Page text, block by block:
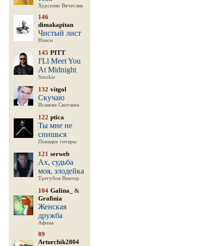
Хурсенко Вячеслав
146
dimakapitan
Чистый лист
Нэнси
145 PITT
I'Ll Meet You
At Midnight
Smokie
132 vitgol
Скучаю
Исакова Светлана
122 ptica
Ты мне не
снишься
Поющие гитары
121 serweb
Ах, судьба
моя, злодейка
Трегубов Виктор
104 Galina_
&
Grafinia
Женская
дружба
Афина
89
Arturchik2804